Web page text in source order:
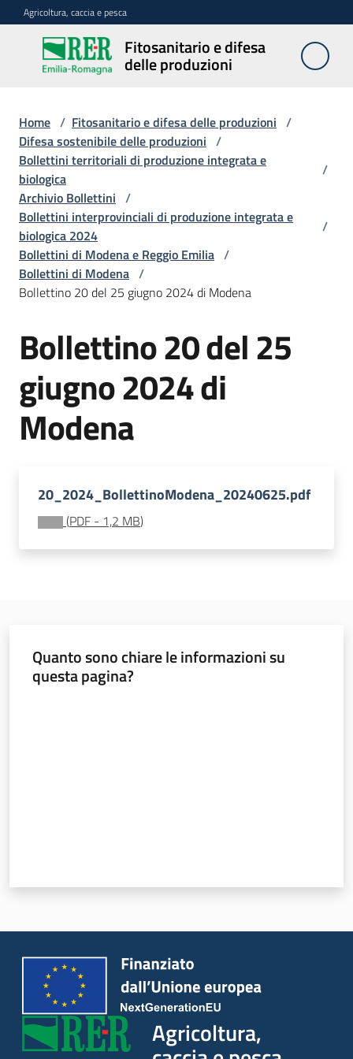
Vai al contenuto
Vai alla navigazione
Vai al footer
Agricoltura, caccia e pesca
Fitosanitario e difesa
delle produzioni
Fitosanitario
e difesa
produzioni
Avversità
delle
piante
Sorveglianza
Difesa
sostenibile
Vivaismo
Import-
Export
Newsletter
Agricoltura,
caccia e
Argomenti
Home / Fitosanitario e difesa delle produzioni /
Difesa sostenibile delle produzioni /
Bollettini territoriali di produzione integrata e
biologica
/
Archivio Bollettini /
Bollettini interprovinciali di produzione integrata e
biologica 2024
/
Bollettini di Modena e Reggio Emilia /
Bollettini di Modena /
Bollettino 20 del 25 giugno 2024 di Modena
Bollettino 20 del 25
giugno 2024 di
Modena
20_2024_BollettinoModena_20240625.pdf
(PDF - 1,2 MB)
Quanto sono chiare le informazioni su
questa pagina?
Agricoltura,